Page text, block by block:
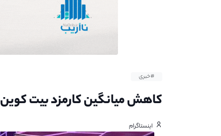
#خبری
کاهش میانگین کارمزد بیت کوین
اینستاگرام